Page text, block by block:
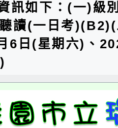
訊如下：(一)級
讀(一日考
6日(星期六)、